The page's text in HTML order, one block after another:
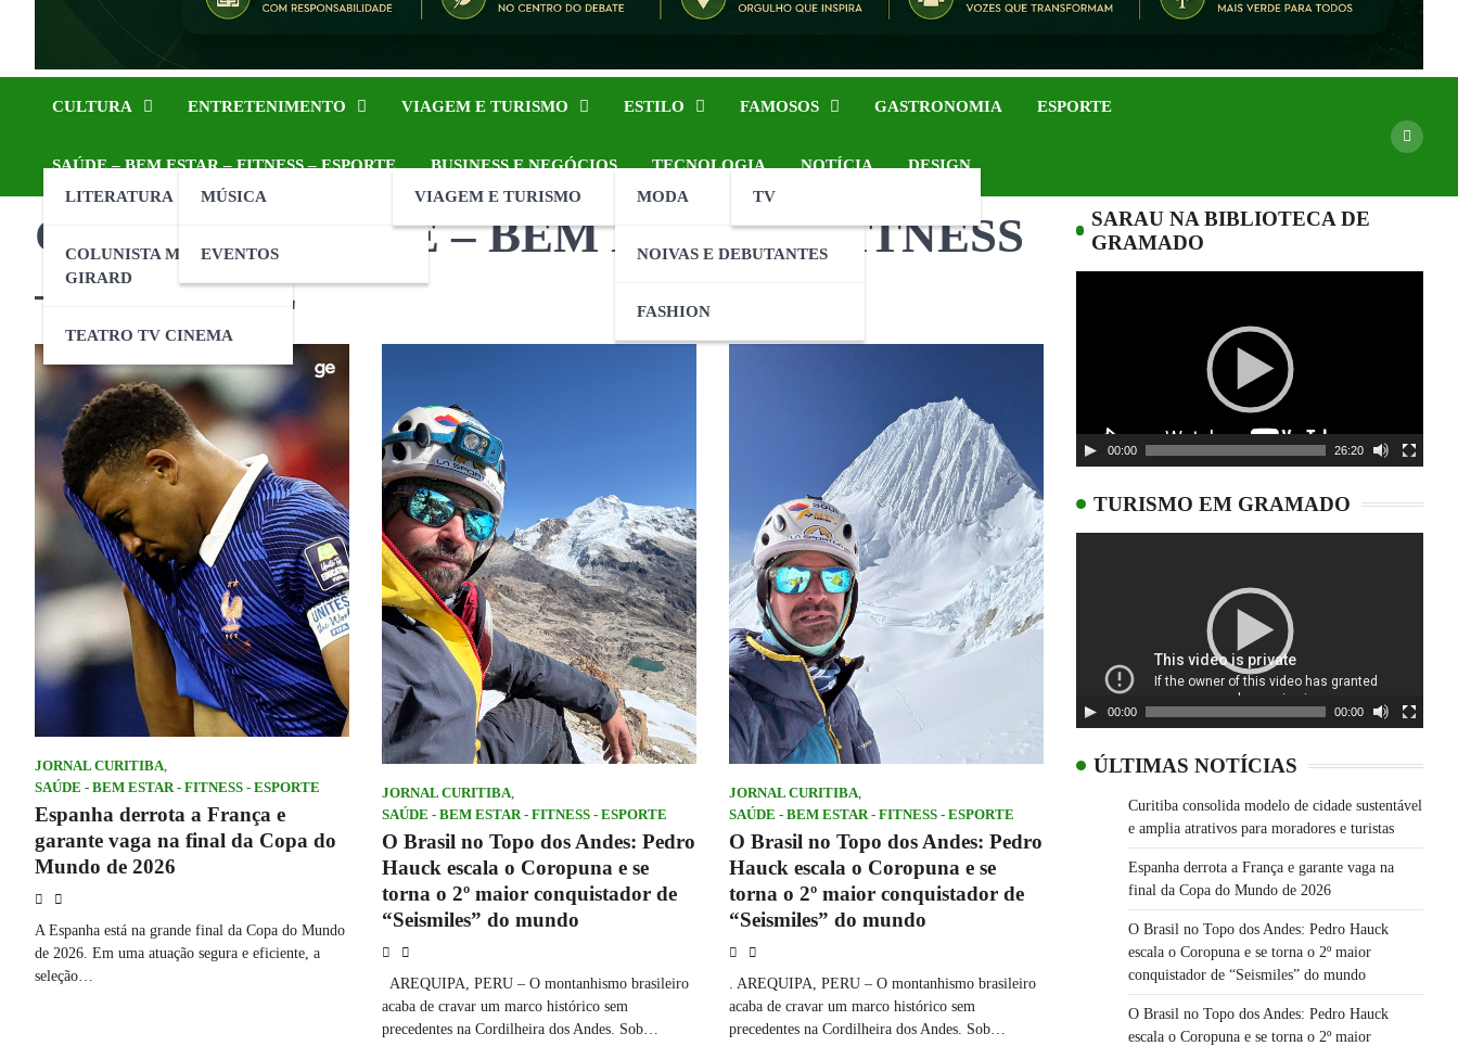
CULTURA
LITERATURA
COLUNISTA MARCELO
GIRARD
TEATRO TV CINEMA
ENTRETENIMENTO
MÚSICA
EVENTOS
VIAGEM E TURISMO
VIAGEM E TURISMO
ESTILO
MODA
NOIVAS E DEBUTANTES
FASHION
FAMOSOS
TV
GASTRONOMIA ESPORTE
SAÚDE – BEM ESTAR – FITNESS – ESPORTE BUSINESS E NEGÓCIOS TECNOLOGIA NOTÍCIA DESIGN
Categoria: SAÚDE – BEM ESTAR – FITNESS
– ESPORTE
JORNAL CURITIBA,
SAÚDE - BEM ESTAR - FITNESS - ESPORTE
Espanha derrota a França e
garante vaga na final da Copa do
Mundo de 2026
A Espanha está na grande final da Copa do Mundo
de 2026. Em uma atuação segura e eficiente, a
seleção…
JORNAL CURITIBA
SAÚDE - BEM ESTAR - FITNESS - ESPORTE
O Brasil no Topo dos Andes: Pedro
Hauck escala o Coropuna e se
torna o 2º maior conquistador de
“Seismiles” do mundo
AREQUIPA, PERU – O montanhismo brasileiro
acaba de cravar um marco histórico sem
precedentes na Cordilheira dos Andes. Sob…
JORNAL CURITIBA
SAÚDE - BEM ESTAR - FITNESS - ESPORTE
O Brasil no Topo dos Andes: Pedro
Hauck escala o Coropuna e se
torna o 2º maior conquistador de
“Seismiles” do mundo
. AREQUIPA, PERU – O montanhismo brasileiro
acaba de cravar um marco histórico sem
precedentes na Cordilheira dos Andes. Sob…
SARAU NA BIBLIOTECA DE
GRAMADO
00:00 26:20
TURISMO EM GRAMADO
00:00 00:00
ÚLTIMAS NOTÍCIAS
Curitiba consolida modelo de cidade sustentável
e amplia atrativos para moradores e turistas
Espanha derrota a França e garante vaga na
final da Copa do Mundo de 2026
O Brasil no Topo dos Andes: Pedro Hauck
escala o Coropuna e se torna o 2º maior
conquistador de “Seismiles” do mundo
O Brasil no Topo dos Andes: Pedro Hauck
escala o Coropuna e se torna o 2º maior